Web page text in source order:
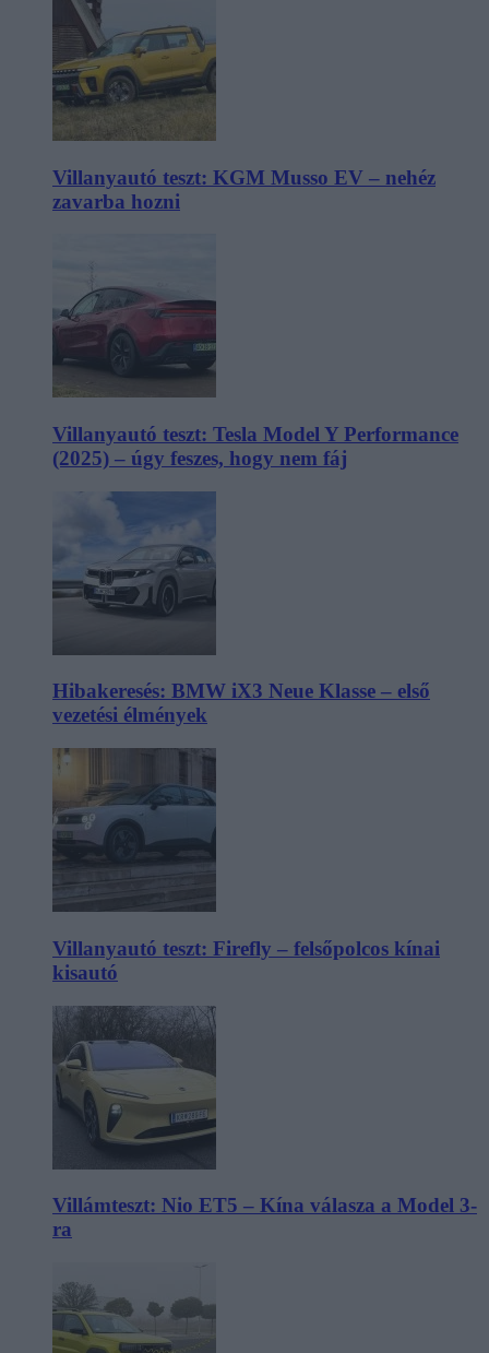
Villanyautó teszt: KGM Musso EV – nehéz
zavarba hozni
Villanyautó teszt: Tesla Model Y Performance
(2025) – úgy feszes, hogy nem fáj
Hibakeresés: BMW iX3 Neue Klasse – első
vezetési élmények
Villanyautó teszt: Firefly – felsőpolcos kínai
kisautó
Villámteszt: Nio ET5 – Kína válasza a Model 3-
ra